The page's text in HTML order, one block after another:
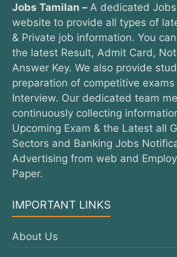
Jobs Tamilan – A dedicated
website to provide all types of
& Private job information. You
the latest Result, Admit Card,
Answer Key. We also provide
preparation of competitive
Interview. Our dedicated team
continuously collecting
Upcoming Exam & the Latest all
Sectors and Banking Jobs
Advertising from web and
Paper.
IMPORTANT LINKS
About Us